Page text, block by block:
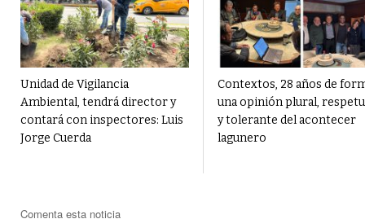
Unidad de Vigilancia
Ambiental, tendrá director y
contará con inspectores: Luis
Jorge Cuerda
Contextos, 28 años de
una opinión plural,
y tolerante del acontecer
lagunero
Comenta esta noticia